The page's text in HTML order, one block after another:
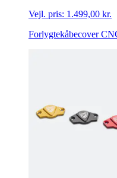
Vejl. pris: 1.499,00 kr.
Forlygtekåbecover